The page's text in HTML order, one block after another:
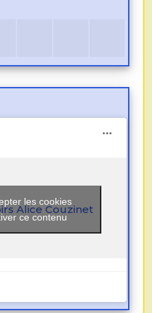
Alice Couzinet
les cookies
ce contenu